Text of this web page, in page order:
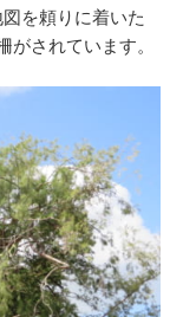
を頼りに着いた
がされています。